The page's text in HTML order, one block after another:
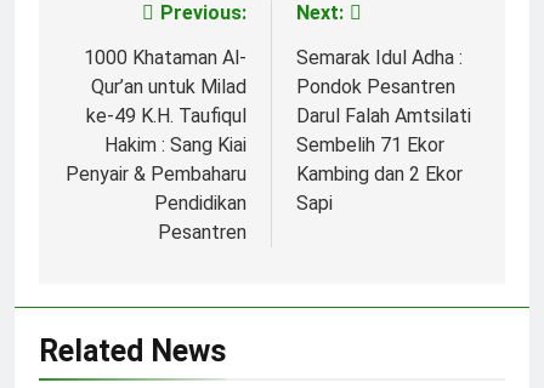
Navigasi
pos
Previous:
1000 Khataman Al-
Qur’an untuk Milad
ke-49 K.H. Taufiqul
Hakim : Sang Kiai
Penyair & Pembaharu
Pendidikan
Pesantren
Next:
Semarak Idul Adha :
Pondok Pesantren
Darul Falah Amtsilati
Sembelih 71 Ekor
Kambing dan 2 Ekor
Sapi
Related News